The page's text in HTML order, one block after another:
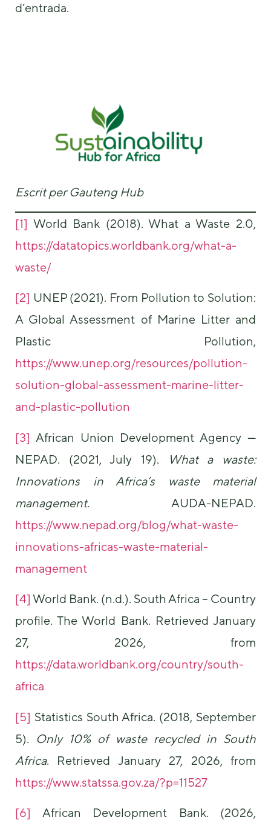
d’entrada.
Escrit per Gauteng Hub
[1] World Bank (2018). What a Waste 2.0,
https://datatopics.worldbank.org/what-a-
waste/
[2] UNEP (2021). From Pollution to Solution:
A Global Assessment of Marine Litter and
Plastic Pollution,
https://www.unep.org/resources/pollution-
solution-global-assessment-marine-litter-
and-plastic-pollution
[3] African Union Development Agency —
NEPAD. (2021, July 19).
What a waste:
Innovations in Africa’s waste material
management. AUDA-NEPAD.
https://www.nepad.org/blog/what-waste-
innovations-africas-waste-material-
management
[4] World Bank. (n.d.). South Africa – Country
profile. The World Bank. Retrieved January
27, 2026, from
https://data.worldbank.org/country/south-
africa
[5] Statistics South Africa. (2018, September
5). Only 10% of waste recycled in South
Africa. Retrieved January 27, 2026, from
https://www.statssa.gov.za/?p=11527
[6] African Development Bank. (2026,